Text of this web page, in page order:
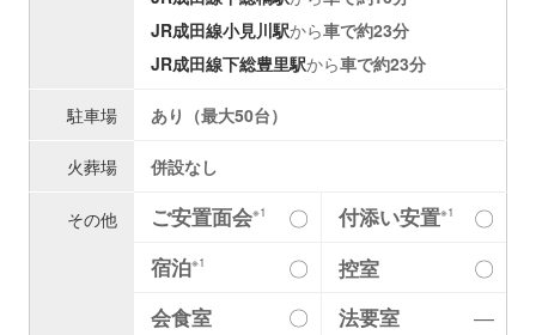
JR成田線小見川駅から車で約23分
JR成田線下総豊里駅から車で約23分
駐車場 あり（最大50台）
火葬場 併設なし
その他 ご安置面会※1 〇 付添い安置※1
〇
宿泊※1 〇 控室
〇
会食室
〇 法要室
―